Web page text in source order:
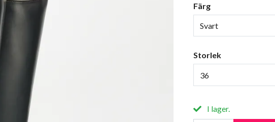
Färg
Svart
Storlek
36
I lager.